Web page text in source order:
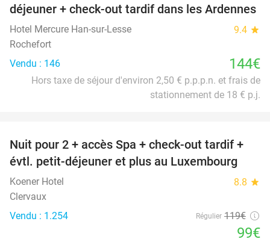
déjeuner + check-out tardif dans les Ardennes
Hotel Mercure Han-sur-Lesse 9.4 star
Rochefort
Vendu : 146
144€
Hors taxe de séjour d'environ 2,50 € p.p.p.n. et frais de
stationnement de 18 € p.j.
17%
Nuit pour 2 + accès Spa + check-out tardif +
évtl. petit-déjeuner et plus au Luxembourg
Koener Hotel 8.8 star
Clervaux
Vendu : 1.254
Régulier 119€
99€